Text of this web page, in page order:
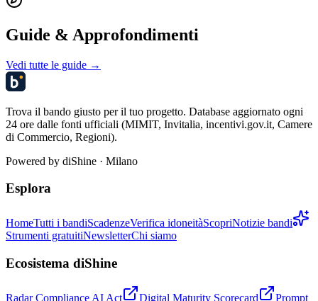
Guide & Approfondimenti
Vedi tutte le guide →
Trova il bando giusto per il tuo progetto. Database aggiornato ogni
24 ore dalle fonti ufficiali (MIMIT, Invitalia, incentivi.gov.it, Camere
di Commercio, Regioni).
Powered by diShine · Milano
Esplora
HomeTutti i bandiScadenzeVerifica idoneitàScopriNotizie bandi
Strumenti gratuitiNewsletterChi siamo
Ecosistema diShine
Radar Compliance AI Act Digital Maturity Scorecard Prompt